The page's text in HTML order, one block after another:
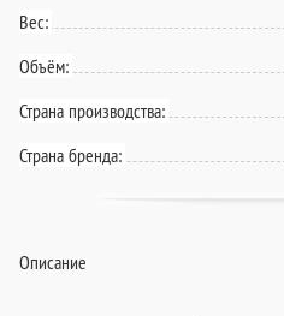
Вес:
Объём:
Страна производства:
Страна бренда:
Описание